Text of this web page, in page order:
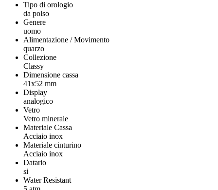
Tipo di orologio
da polso
Genere
uomo
Alimentazione / Movimento
quarzo
Collezione
Classy
Dimensione cassa
41x52 mm
Display
analogico
Vetro
Vetro minerale
Materiale Cassa
Acciaio inox
Materiale cinturino
Acciaio inox
Datario
si
Water Resistant